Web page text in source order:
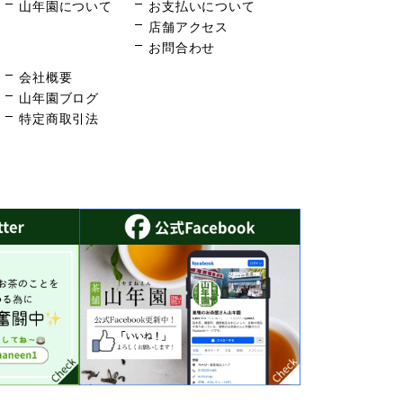
山年園について
お支払いについて
店舗アクセス
お問合わせ
会社概要
山年園ブログ
特定商取引法